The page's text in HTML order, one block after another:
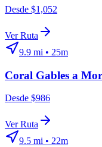
Desde $1,052
Ver Ruta
9.9 mi • 25m
Coral Gables a
Desde $986
Ver Ruta
9.5 mi • 22m